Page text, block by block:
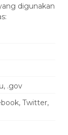
digunakan
.gov
Twitter,